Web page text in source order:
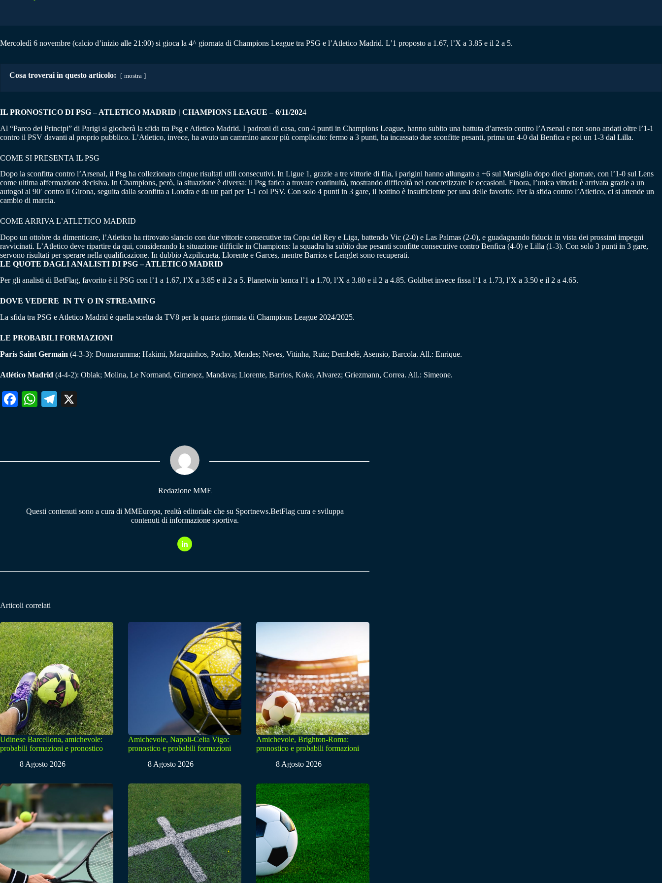
Mercoledì 6 novembre (calcio d’inizio alle 21:00) si gioca la 4^ giornata di Champions League tra PSG e l’Atletico Madrid. L’1 proposto a 1.67, l’X a 3.85 e il 2 a 5.
Cosa troverai in questo articolo: mostra
IL PRONOSTICO DI PSG – ATLETICO MADRID | CHAMPIONS LEAGUE – 6/11/2024
Al “Parco dei Principi” di Parigi si giocherà la sfida tra Psg e Atletico Madrid. I padroni di casa, con 4 punti in Champions League, hanno subito una battuta d’arresto contro l’Arsenal e non sono andati oltre l’1-1
contro il PSV davanti al proprio pubblico. L’Atletico, invece, ha avuto un cammino ancor più complicato: fermo a 3 punti, ha incassato due sconfitte pesanti, prima un 4-0 dal Benfica e poi un 1-3 dal Lilla.
COME SI PRESENTA IL PSG
Dopo la sconfitta contro l’Arsenal, il Psg ha collezionato cinque risultati utili consecutivi. In Ligue 1, grazie a tre vittorie di fila, i parigini hanno allungato a +6 sul Marsiglia dopo dieci giornate, con l’1-0 sul Lens
come ultima affermazione decisiva. In Champions, però, la situazione è diversa: il Psg fatica a trovare continuità, mostrando difficoltà nel concretizzare le occasioni. Finora, l’unica vittoria è arrivata grazie a un
autogol al 90′ contro il Girona, seguita dalla sconfitta a Londra e da un pari per 1-1 col PSV. Con solo 4 punti in 3 gare, il bottino è insufficiente per una delle favorite. Per la sfida contro l’Atletico, ci si attende un
cambio di marcia.
COME ARRIVA L’ATLETICO MADRID
Dopo un ottobre da dimenticare, l’Atletico ha ritrovato slancio con due vittorie consecutive tra Copa del Rey e Liga, battendo Vic (2-0) e Las Palmas (2-0), e guadagnando fiducia in vista dei prossimi impegni
ravvicinati. L’Atletico deve ripartire da qui, considerando la situazione difficile in Champions: la squadra ha subìto due pesanti sconfitte consecutive contro Benfica (4-0) e Lilla (1-3). Con solo 3 punti in 3 gare,
servono risultati per sperare nella qualificazione. In dubbio Azpilicueta, Llorente e Garces, mentre Barrios e Lenglet sono recuperati.
LE QUOTE DAGLI ANALISTI DI PSG – ATLETICO MADRID
Per gli analisti di BetFlag, favorito è il PSG con l’1 a 1.67, l’X a 3.85 e il 2 a 5. Planetwin banca l’1 a 1.70, l’X a 3.80 e il 2 a 4.85. Goldbet invece fissa l’1 a 1.73, l’X a 3.50 e il 2 a 4.65.
DOVE VEDERE IN TV O IN STREAMING
La sfida tra PSG e Atletico Madrid è quella scelta da TV8 per la quarta giornata di Champions League 2024/2025.
LE PROBABILI FORMAZIONI
Paris Saint Germain (4-3-3): Donnarumma; Hakimi, Marquinhos, Pacho, Mendes; Neves, Vitinha, Ruiz; Dembelè, Asensio, Barcola. All.: Enrique.
Atlético Madrid (4-4-2): Oblak; Molina, Le Normand, Gimenez, Mandava; Llorente, Barrios, Koke, Alvarez; Griezmann, Correa. All.: Simeone.
Fa W
pp
Te
m
Redazione MME
Questi contenuti sono a cura di MMEuropa, realtà editoriale che su Sportnews.BetFlag cura e sviluppa
contenuti di informazione sportiva.
Articoli correlati
Udinese Barcellona, amichevole:
probabili formazioni e pronostico
8 Agosto 2026
Amichevole, Napoli-Celta Vigo:
pronostico e probabili formazioni
8 Agosto 2026
Amichevole, Brighton-Roma:
pronostico e probabili formazioni
8 Agosto 2026